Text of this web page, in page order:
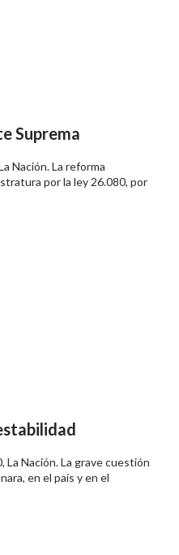
Suprema
Nación. La reforma
por la ley 26.080, por
La Nación. La grave cuestión
en el país y en el